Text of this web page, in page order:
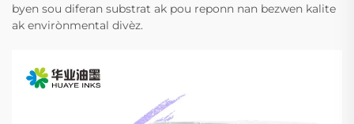
byen sou diferan substrat ak pou reponn nan bezwen kalite
ak envirònmental divèz.